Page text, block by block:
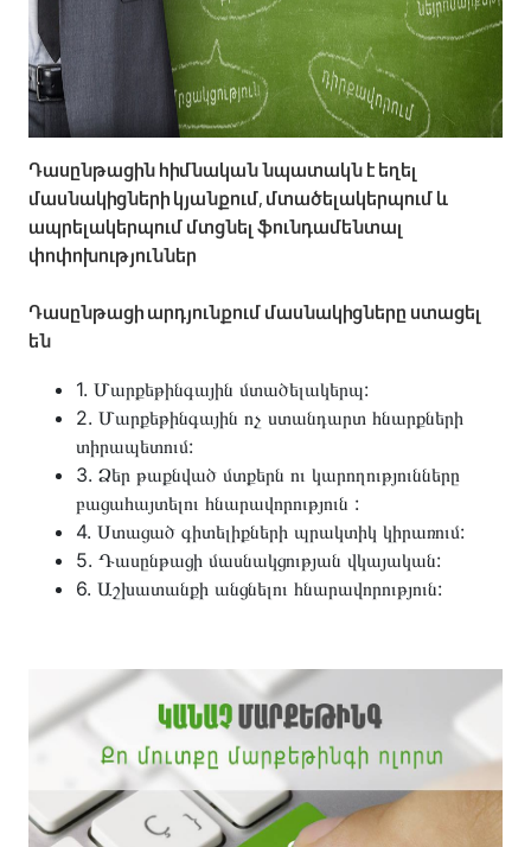
Դասընթացին հիմնական նպատակն է եղել
մասնակիցների կյանքում, մտածելակերպում և
ապրելակերպում մտցնել ֆունդամենտալ
փոփոխություններ
Դասընթացի արդյունքում մասնակիցները ստացել
են
1. Մարքեթինգային մտածելակերպ:
2. Մարքեթինգային ոչ ստանդարտ հնարքների
տիրապետում:
3. Ձեր թաքնված մտքերն ու կարողությունները
բացահայտելու հնարավորություն :
4. Ստացած գիտելիքների պրակտիկ կիրառում:
5. Դասընթացի մասնակցության վկայական:
6. Աշխատանքի անցնելու հնարավորություն: